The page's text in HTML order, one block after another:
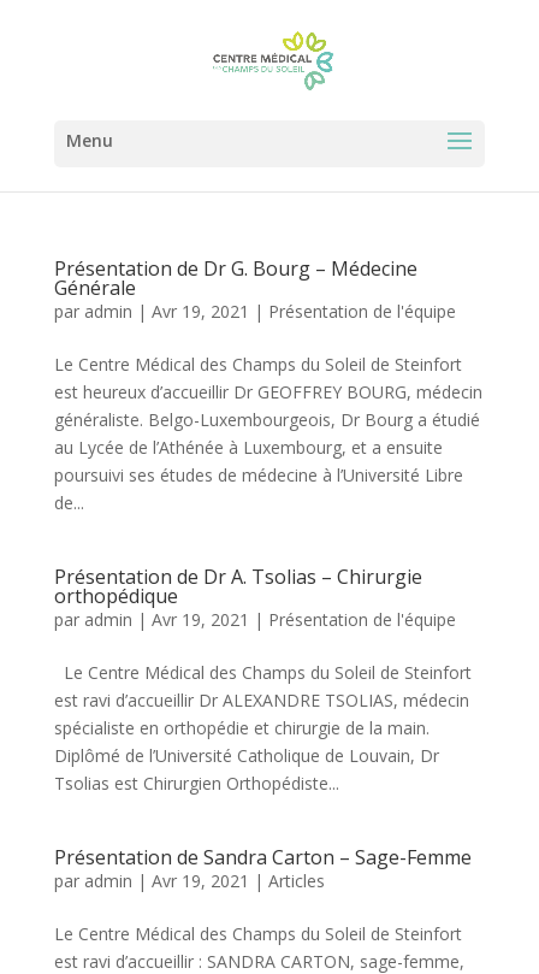
Présentation de Dr G. Bourg – Médecine
Générale
par admin | Avr 19, 2021 | Présentation de l'équipe
Le Centre Médical des Champs du Soleil de Steinfort
est heureux d’accueillir Dr GEOFFREY BOURG, médecin
généraliste. Belgo-Luxembourgeois, Dr Bourg a étudié
au Lycée de l’Athénée à Luxembourg, et a ensuite
poursuivi ses études de médecine à l’Université Libre
de...
Présentation de Dr A. Tsolias – Chirurgie
orthopédique
par admin | Avr 19, 2021 | Présentation de l'équipe
Le Centre Médical des Champs du Soleil de Steinfort
est ravi d’accueillir Dr ALEXANDRE TSOLIAS, médecin
spécialiste en orthopédie et chirurgie de la main.
Diplômé de l’Université Catholique de Louvain, Dr
Tsolias est Chirurgien Orthopédiste...
Présentation de Sandra Carton – Sage-Femme
par admin | Avr 19, 2021 | Articles
Le Centre Médical des Champs du Soleil de Steinfort
est ravi d’accueillir : SANDRA CARTON, sage-femme,